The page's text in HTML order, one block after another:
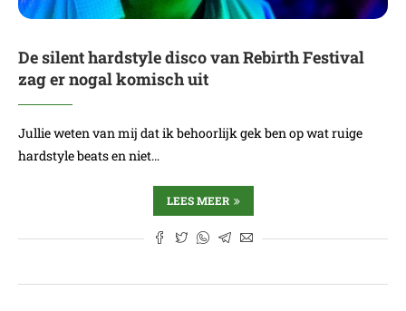
De silent hardstyle disco van Rebirth Festival
zag er nogal komisch uit
Jullie weten van mij dat ik behoorlijk gek ben op wat ruige
hardstyle beats en niet…
LEES MEER